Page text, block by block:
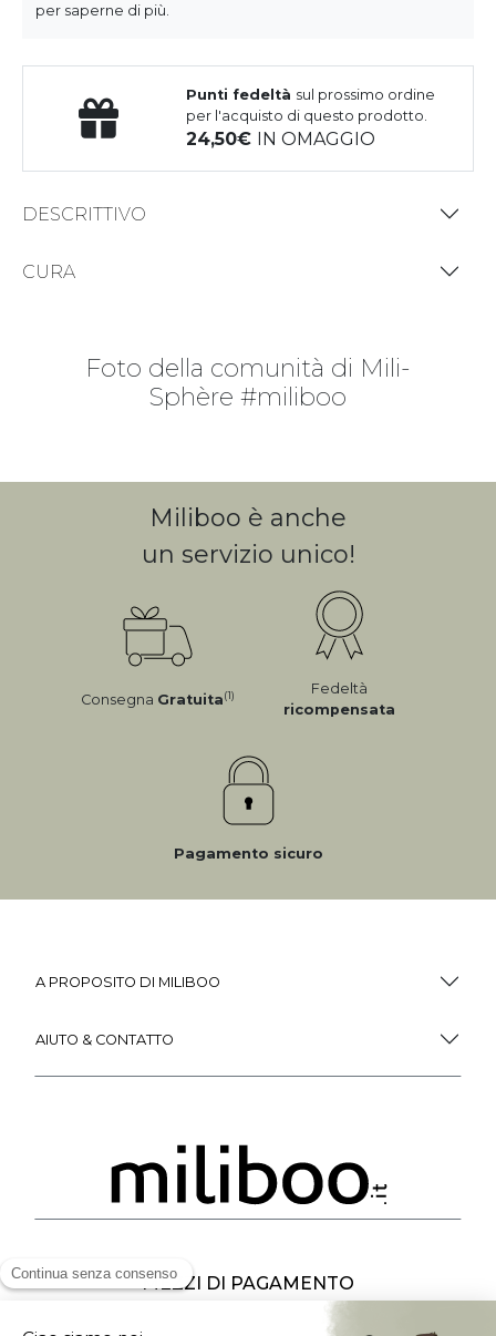
per saperne di più.
Punti fedeltà sul prossimo ordine
per l'acquisto di questo prodotto.
24,50 IN OMAGGIO
DESCRITTIVO
CURA
Foto della comunità di Mili-
Sphère #miliboo
Miliboo è anche
un servizio unico!
Consegna Gratuita(1)
Fedeltà
ricompensata
Pagamento sicuro
A PROPOSITO DI MILIBOO
AIUTO & CONTATTO
MEZZI DI PAGAMENTO